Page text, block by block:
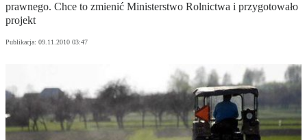
prawnego. Chce to zmienić Ministerstwo Rolnictwa i przygotowało
projekt
Publikacja: 09.11.2010 03:47